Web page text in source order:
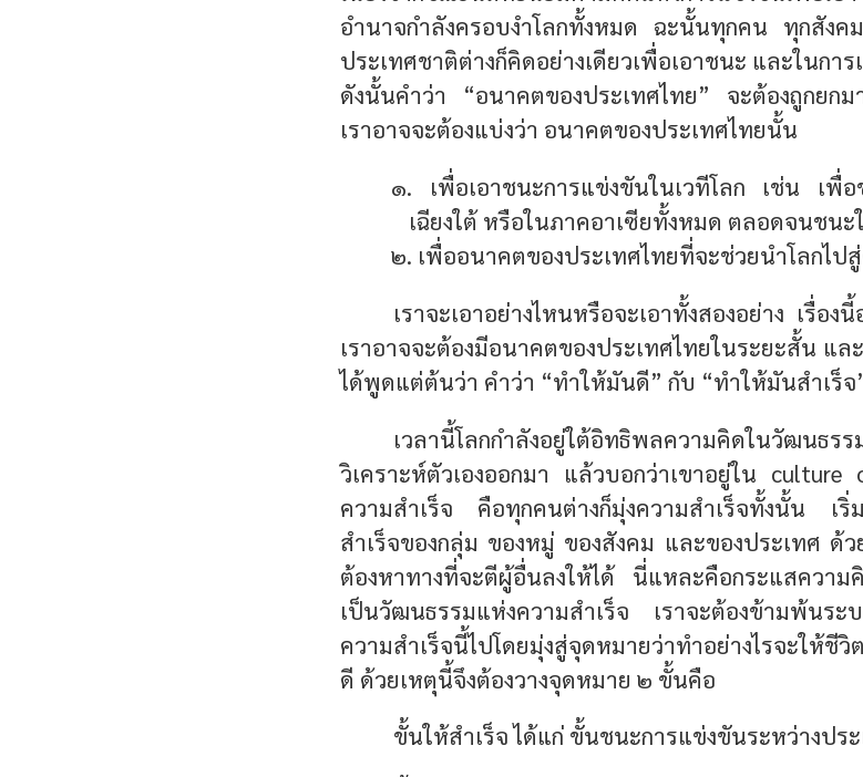
อำนาจกำลังครอบงำโลกทั้งหมด ฉะนั้นทุกคน ทุกสั
ประเทศชาติต่างก็คิดอย่างเดียวเพื่อเอาชนะ และในก
ดังนั้นคำว่า “อนาคตของประเทศไทย” จะต้องถูกยก
เราอาจจะต้องแบ่งว่า อนาคตของประเทศไทยนั้น
๑. เพื่อเอาชนะการแข่งขันในเวทีโลก เช่น เพื่
เฉียงใต้ หรือในภาคอาเซียทั้งหมด ตลอดจนชนะ
๒. เพื่ออนาคตของประเทศไทยที่จะช่วยนำโลกไ
เราจะเอาอย่างไหนหรือจะเอาทั้งสองอย่าง เรื่อ
เราอาจจะต้องมีอนาคตของประเทศไทยในระยะสั้น แ
ได้พูดแต่ต้นว่า คำว่า “ทำให้มันดี” กับ “ทำให้มันสำเร็จ
เวลานี้โลกกำลังอยู่ใต้อิทธิพลความคิดในวัฒ
วิเคราะห์ตัวเองออกมา แล้วบอกว่าเขาอยู่ใน
ความสำเร็จ คือทุกคนต่างก็มุ่งความสำเร็จทั้งนั้น เริ่
สำเร็จของกลุ่ม ของหมู่ ของสังคม และของประเทศ ด้
ต้องหาทางที่จะตีผู้อื่นลงให้ได้ นี่แหละคือกระแสควา
เป็นวัฒนธรรมแห่งความสำเร็จ เราจะต้องข้ามพ้นร
ความสำเร็จนี้ไปโดยมุ่งสู่จุดหมายว่าทำอย่างไรจะให้ชี
ดี ด้วยเหตุนี้จึงต้องวางจุดหมาย ๒ ขั้นคือ
ขั้นให้สำเร็จ ได้แก่ ขั้นชนะการแข่งขันระหว่างปร